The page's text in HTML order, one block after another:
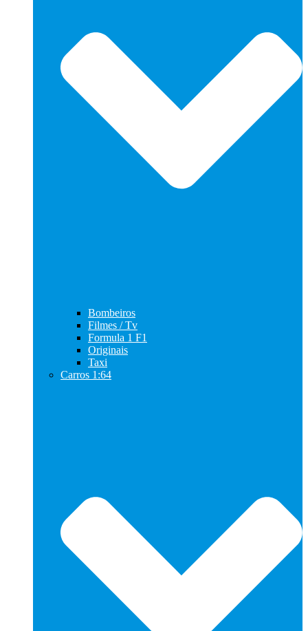
Bombeiros
Filmes / Tv
Formula 1 F1
Originais
Taxi
Carros 1:64